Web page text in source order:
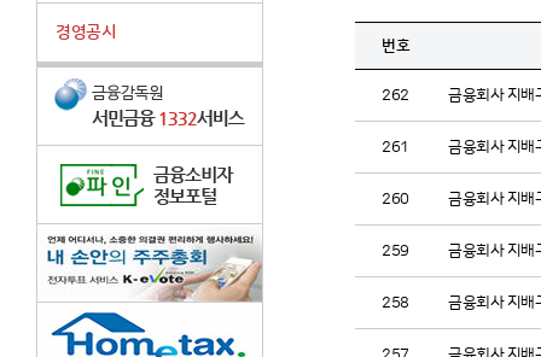
경영공시
번호
262 금융회사 지배
261 금융회사 지배
260 금융회사 지배
259 금융회사 지배
258 금융회사 지배